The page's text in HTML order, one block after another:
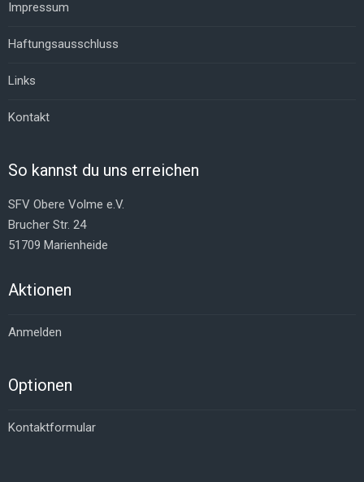
Impressum
Haftungsausschluss
Links
Kontakt
So kannst du uns erreichen
SFV Obere Volme e.V.
Brucher Str. 24
51709 Marienheide
Aktionen
Anmelden
Optionen
Kontaktformular